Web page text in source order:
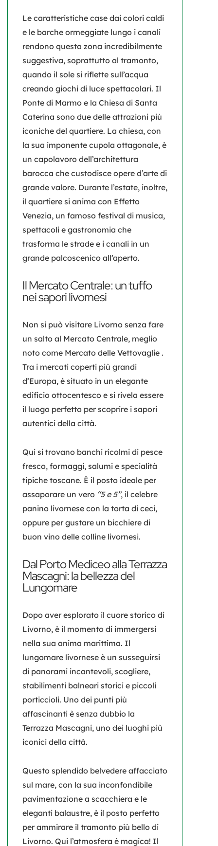
Le caratteristiche case dai colori caldi
e le barche ormeggiate lungo i canali
rendono questa zona incredibilmente
suggestiva, soprattutto al tramonto,
quando il sole si riflette sull’acqua
creando giochi di luce spettacolari. Il
Ponte di Marmo e la Chiesa di Santa
Caterina sono due delle attrazioni più
iconiche del quartiere. La chiesa, con
la sua imponente cupola ottagonale, è
un capolavoro dell’architettura
barocca che custodisce opere d’arte di
grande valore. Durante l’estate, inoltre,
il quartiere si anima con Effetto
Venezia, un famoso festival di musica,
spettacoli e gastronomia che
trasforma le strade e i canali in un
grande palcoscenico all’aperto.
Il Mercato Centrale: un tuffo
nei sapori livornesi
Non si può visitare Livorno senza fare
un salto al Mercato Centrale, meglio
noto come Mercato delle Vettovaglie .
Tra i mercati coperti più grandi
d’Europa, è situato in un elegante
edificio ottocentesco e si rivela essere
il luogo perfetto per scoprire i sapori
autentici della città.
Qui si trovano banchi ricolmi di pesce
fresco, formaggi, salumi e specialità
tipiche toscane. È il posto ideale per
assaporare un vero “5 e 5”, il celebre
panino livornese con la torta di ceci,
oppure per gustare un bicchiere di
buon vino delle colline livornesi.
Dal Porto Mediceo alla Terrazza
Mascagni: la bellezza del
Lungomare
Dopo aver esplorato il cuore storico di
Livorno, è il momento di immergersi
nella sua anima marittima. Il
lungomare livornese è un susseguirsi
di panorami incantevoli, scogliere,
stabilimenti balneari storici e piccoli
porticcioli. Uno dei punti più
affascinanti è senza dubbio la
Terrazza Mascagni, uno dei luoghi più
iconici della città.
Questo splendido belvedere affacciato
sul mare, con la sua inconfondibile
pavimentazione a scacchiera e le
eleganti balaustre, è il posto perfetto
per ammirare il tramonto più bello di
Livorno. Qui l’atmosfera è magica! Il